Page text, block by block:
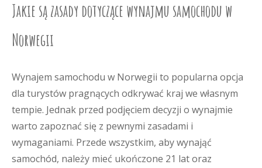
Jakie są zasady dotyczące wynajmu samochodu w
Norwegii
Wynajem samochodu w Norwegii to popularna opcja
dla turystów pragnących odkrywać kraj we własnym
tempie. Jednak przed podjęciem decyzji o wynajmie
warto zapoznać się z pewnymi zasadami i
wymaganiami. Przede wszystkim, aby wynająć
samochód, należy mieć ukończone 21 lat oraz